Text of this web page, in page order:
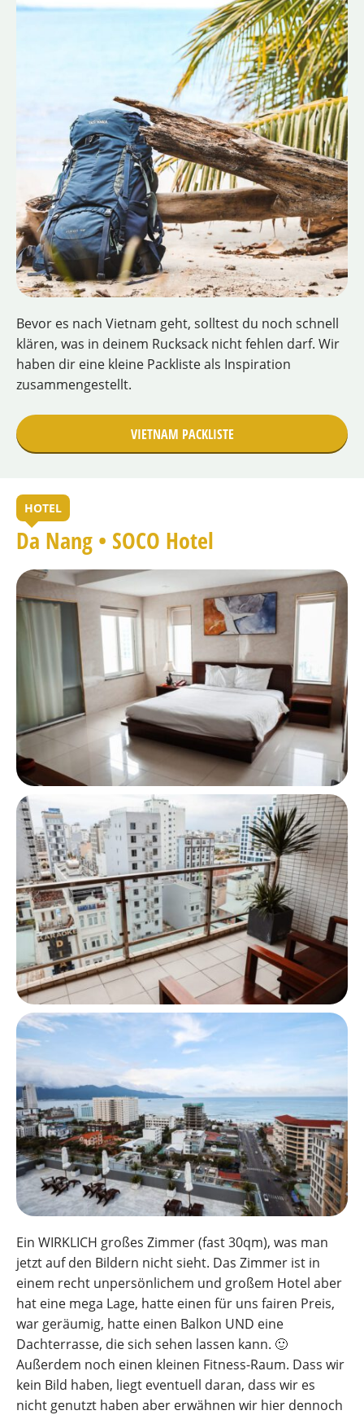
Bevor es nach Vietnam geht, solltest du noch schnell
klären, was in deinem Rucksack nicht fehlen darf. Wir
haben dir eine kleine Packliste als Inspiration
zusammengestellt.
VIETNAM PACKLISTE
HOTEL
Da Nang • SOCO Hotel
Ein WIRKLICH großes Zimmer (fast 30qm), was man
jetzt auf den Bildern nicht sieht. Das Zimmer ist in
einem recht unpersönlichem und großem Hotel aber
hat eine mega Lage, hatte einen für uns fairen Preis,
war geräumig, hatte einen Balkon UND eine
Dachterrasse, die sich sehen lassen kann. 🙂
Außerdem noch einen kleinen Fitness-Raum. Dass wir
kein Bild haben, liegt eventuell daran, dass wir es
nicht genutzt haben aber erwähnen wir hier dennoch